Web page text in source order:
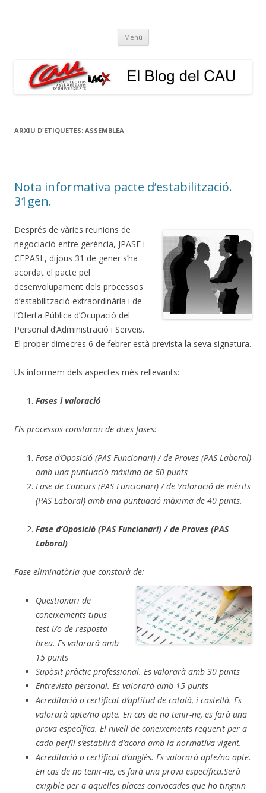
Menú Vés
contingut
ARXIU D'ETIQUETES: ASSEMBLEA
Nota informativa pacte d’estabilització.
31gen.
Després de vàries reunions de
negociació entre gerència, JPASF i
CEPASL, dijous 31 de gener s’ha
acordat el pacte pel
desenvolupament dels processos
d’estabilització extraordinària i de
l’Oferta Pública d’Ocupació del
Personal d’Administració i Serveis.
El proper dimecres 6 de febrer està prevista la seva signatura.
Us informem dels aspectes més rellevants:
Fases i valoració
Els processos constaran de dues fases:
Fase d’Oposició (PAS Funcionari) / de Proves (PAS Laboral)
amb una puntuació màxima de 60 punts
Fase de Concurs (PAS Funcionari) / de Valoració de mèrits
(PAS Laboral) amb una puntuació màxima de 40 punts.
Fase d’Oposició (PAS Funcionari) / de Proves (PAS
Laboral)
Fase eliminatòria que constarà de:
Qüestionari de
coneixements tipus
test i/o de resposta
breu. Es valorarà amb
15 punts
Supòsit pràctic professional. Es valorarà amb 30 punts
Entrevista personal. Es valorarà amb 15 punts
Acreditació o certificat d’aptitud de català, i castellà. Es
valorarà apte/no apte. En cas de no tenir-ne, es farà una
prova específica. El nivell de coneixements requerit per a
cada perfil s’establirà d’acord amb la normativa vigent.
Acreditació o certificat d’anglès. Es valorarà apte/no apte.
En cas de no tenir-ne, es farà una prova específica.Serà
exigible per a aquelles places convocades que ho tinguin